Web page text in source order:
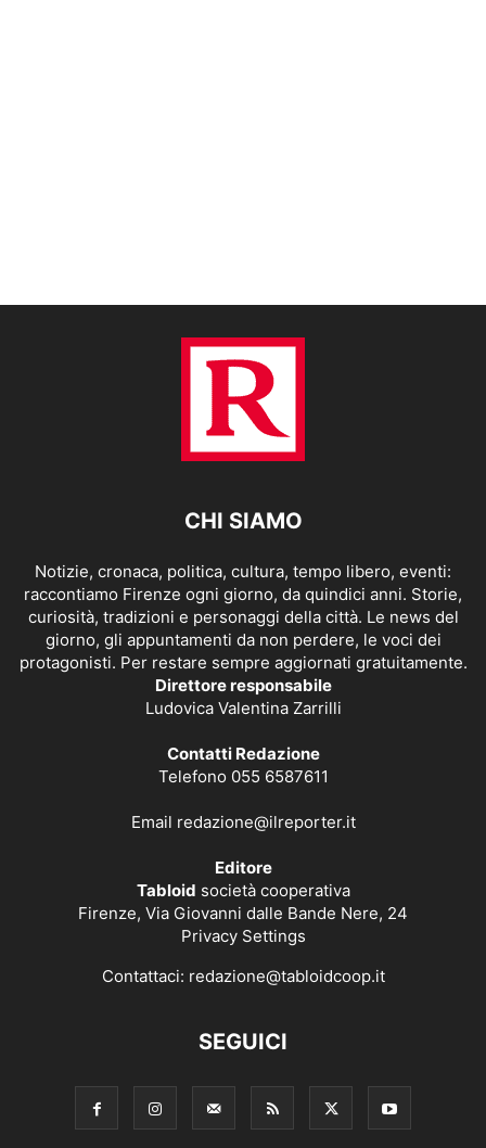
CHI SIAMO
Notizie, cronaca, politica, cultura, tempo libero, eventi:
raccontiamo Firenze ogni giorno, da quindici anni. Storie,
curiosità, tradizioni e personaggi della città. Le news del
giorno, gli appuntamenti da non perdere, le voci dei
protagonisti. Per restare sempre aggiornati gratuitamente.
Direttore responsabile
Ludovica Valentina Zarrilli
Contatti Redazione
Telefono 055 6587611
Email redazione@ilreporter.it
Editore
Tabloid società cooperativa
Firenze, Via Giovanni dalle Bande Nere, 24
Privacy Settings
Contattaci: redazione@tabloidcoop.it
SEGUICI